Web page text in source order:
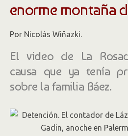
enorme montaña
Por Nicolás Wiñazki.
El video de La
causa que ya tenía
sobre la familia Báez.